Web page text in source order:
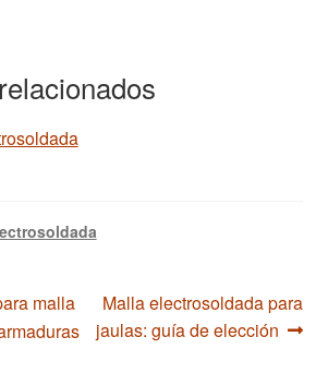
malla
Siguiente:
Malla electrosoldada para
jaulas: guía de elección